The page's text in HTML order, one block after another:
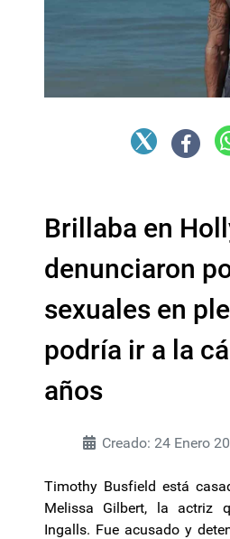
Brillaba en
denunciaron
sexuales en
podría ir a la
años
Creado: 24 Enero
Timothy Busfield está
Melissa Gilbert, la actriz
Ingalls. Fue acusado y